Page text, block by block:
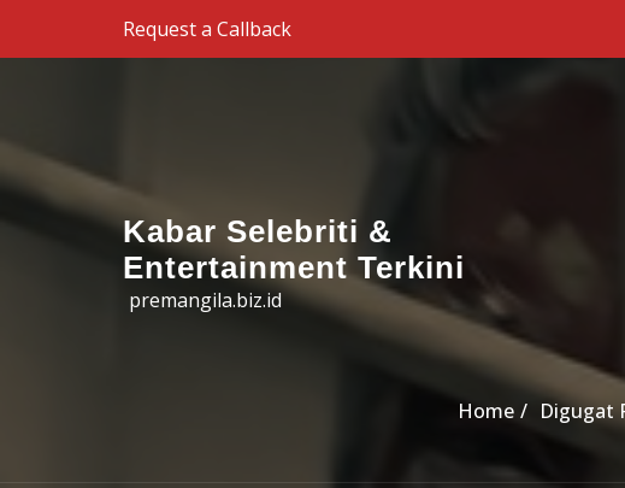
Skip to the contentRequest a Callback
Kabar Selebriti &
Entertainment Terkini
premangila.biz.id
Home Digugat